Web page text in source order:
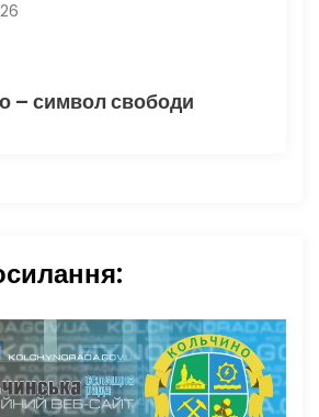
– символ свободи